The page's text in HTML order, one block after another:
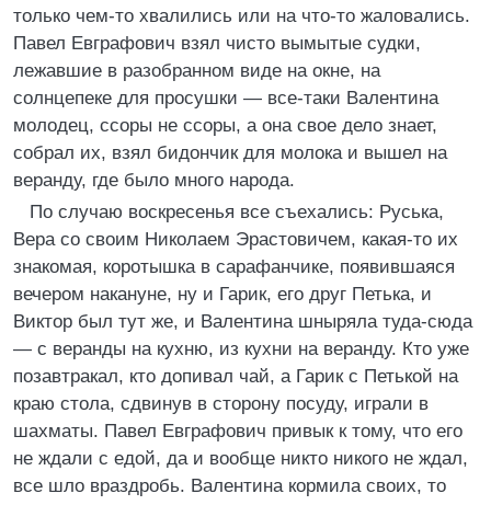
только чем-то хвалились или на что-то жаловались.
Павел Евграфович взял чисто вымытые судки,
лежавшие в разобранном виде на окне, на
солнцепеке для просушки — все-таки Валентина
молодец, ссоры не ссоры, а она свое дело знает,
собрал их, взял бидончик для молока и вышел на
веранду, где было много народа.
По случаю воскресенья все съехались: Руська,
Вера со своим Николаем Эрастовичем, какая-то их
знакомая, коротышка в сарафанчике, появившаяся
вечером накануне, ну и Гарик, его друг Петька, и
Виктор был тут же, и Валентина шныряла туда-сюда
— с веранды на кухню, из кухни на веранду. Кто уже
позавтракал, кто допивал чай, а Гарик с Петькой на
краю стола, сдвинув в сторону посуду, играли в
шахматы. Павел Евграфович привык к тому, что его
не ждали с едой, да и вообще никто никого не ждал,
все шло враздробь. Валентина кормила своих, то